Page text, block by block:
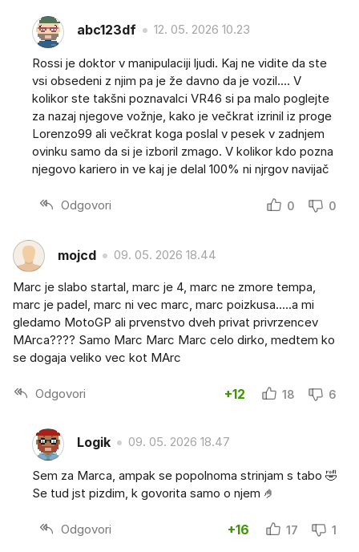
abc123df 12. 05. 2026 10.23
Rossi je doktor v manipulaciji ljudi. Kaj ne vidite da ste
vsi obsedeni z njim pa je že davno da je vozil.... V
kolikor ste takšni poznavalci VR46 si pa malo poglejte
za nazaj njegove vožnje, kako je večkrat izrinil iz proge
Lorenzo99 ali večkrat koga poslal v pesek v zadnjem
ovinku samo da si je izboril zmago. V kolikor kdo pozna
njegovo kariero in ve kaj je delal 100% ni njrgov navijač
Odgovori 0 0
mojcd 09. 05. 2026 18.44
Marc je slabo startal, marc je 4, marc ne zmore tempa,
marc je padel, marc ni vec marc, marc poizkusa.....a mi
gledamo MotoGP ali prvenstvo dveh privat privrzencev
MArca???? Samo Marc Marc Marc celo dirko, medtem ko
se dogaja veliko vec kot MArc
Odgovori +12 18 6
Logik 09. 05. 2026 18.47
Sem za Marca, ampak se popolnoma strinjam s tabo 🤣
Se tud jst pizdim, k govorita samo o njem 🤌
Odgovori +16 17 1